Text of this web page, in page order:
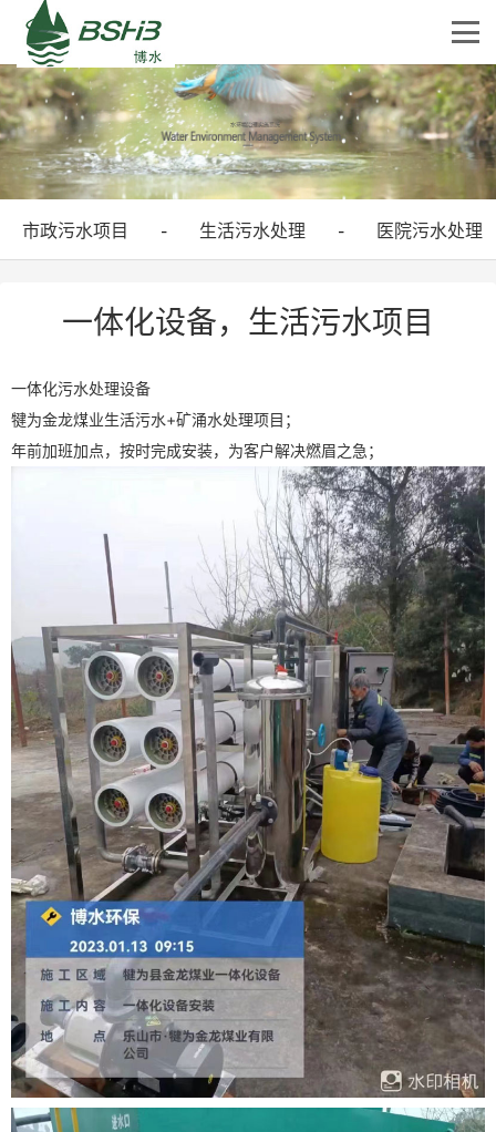
市政污水项目 - 生活污水处理 - 医院污水处理
一体化设备，生活污水项目
一体化污水处理设备
犍为金龙煤业生活污水+矿涌水处理项目；
年前加班加点，按时完成安装，为客户解决燃眉之急；